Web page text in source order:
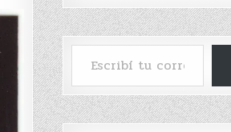
Escribí tu correo electrónico…